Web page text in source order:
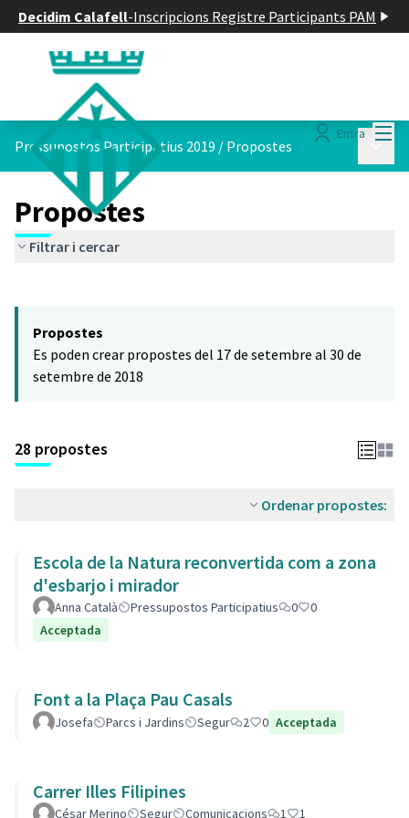
Decidim Calafell-Inscripcions Registre Participants PAM
Entra
Pressupostos Participatius 2019 / Propostes
Propostes
Filtrar i cercar
−
Propostes
Es poden crear propostes del 17 de setembre al 30 de
setembre de 2018
28 propostes
Ordenar propostes:
Escola de la Natura reconvertida com a zona
d'esbarjo i mirador
Anna Català Pressupostos Participatius 0
0
Acceptada
Font a la Plaça Pau Casals
Josefa Parcs i Jardins Segur 2 0 Acceptada
Carrer Illes Filipines
César Merino Segur Comunicacions 1 1